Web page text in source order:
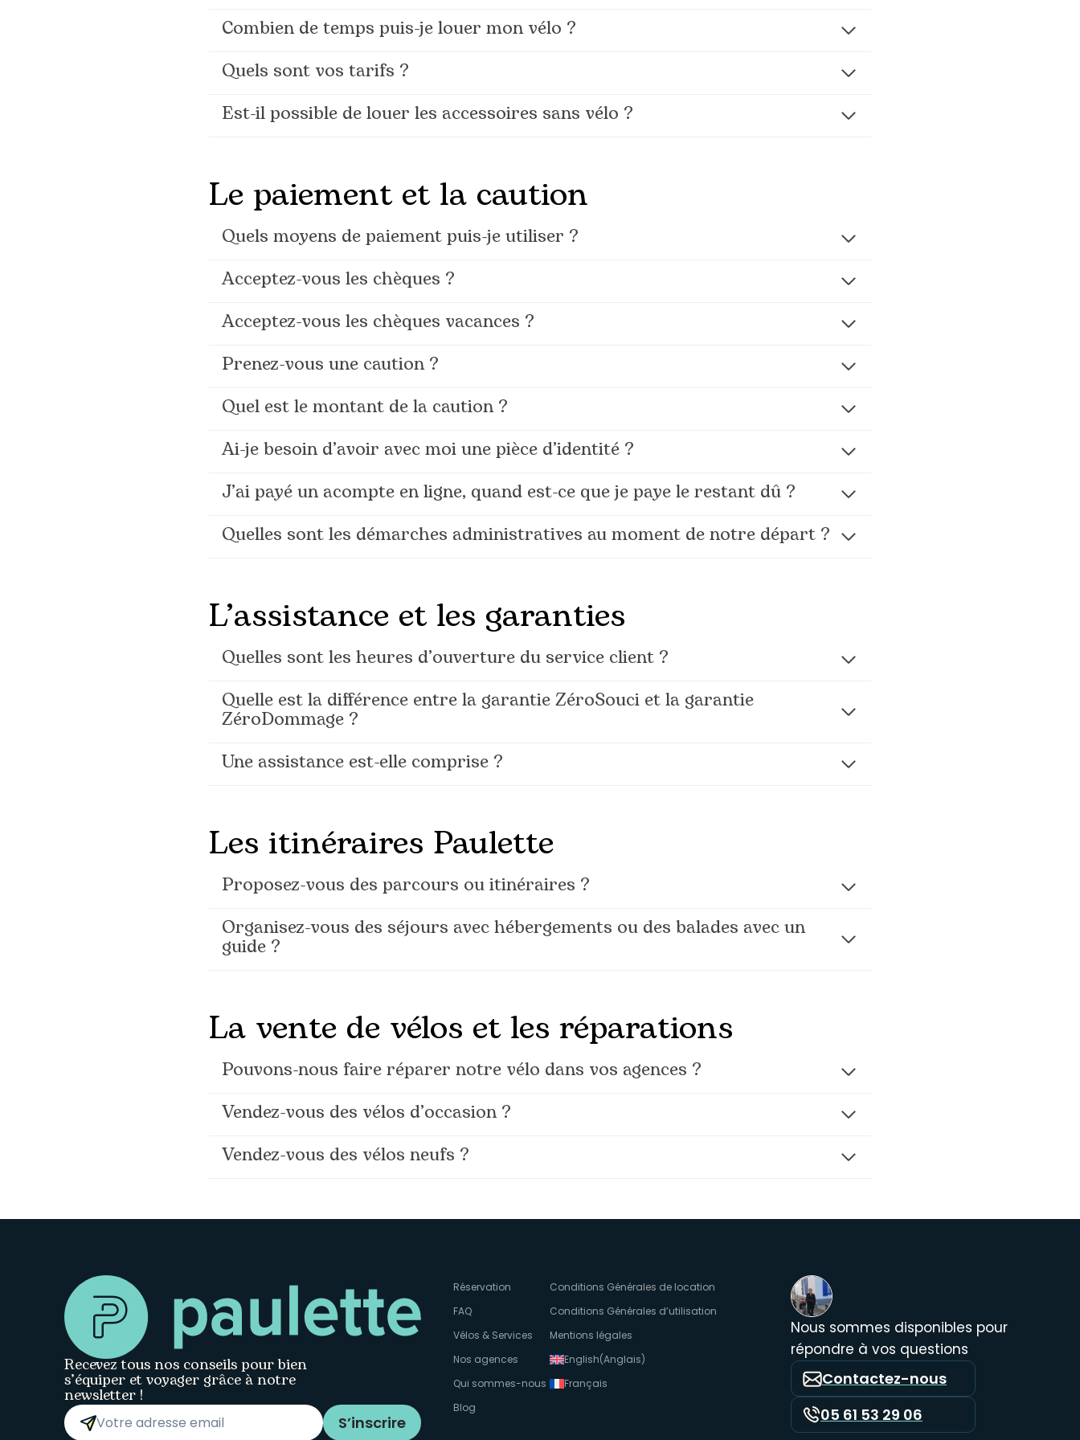
Combien de temps puis-je louer mon vélo ?
Quels sont vos tarifs ?
Est-il possible de louer les accessoires sans vélo ?
Le paiement et la caution
Quels moyens de paiement puis-je utiliser ?
Acceptez-vous les chèques ?
Acceptez-vous les chèques vacances ?
Prenez-vous une caution ?
Quel est le montant de la caution ?
Ai-je besoin d’avoir avec moi une pièce d’identité ?
J’ai payé un acompte en ligne, quand est-ce que je paye le restant dû ?
Quelles sont les démarches administratives au moment de notre départ ?
L’assistance et les garanties
Quelles sont les heures d’ouverture du service client ?
Quelle est la différence entre la garantie ZéroSouci et la garantie
ZéroDommage ?
Une assistance est-elle comprise ?
Les itinéraires Paulette
Proposez-vous des parcours ou itinéraires ?
Organisez-vous des séjours avec hébergements ou des balades avec un
guide ?
La vente de vélos et les réparations
Pouvons-nous faire réparer notre vélo dans vos agences ?
Vendez-vous des vélos d’occasion ?
Vendez-vous des vélos neufs ?
Recevez tous nos conseils pour bien
s’équiper et voyager grâce à notre
newsletter !
S’inscrire
Réservation
FAQ
Vélos & Services
Nos agences
Qui sommes-nous
Blog
Conditions Générales de location
Conditions Générales d’utilisation
Mentions légales
English(Anglais)
Français
Nous sommes disponibles pour
répondre à vos questions
Contactez-nous
05 61 53 29 06